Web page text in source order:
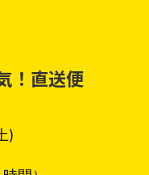
！直送便
)